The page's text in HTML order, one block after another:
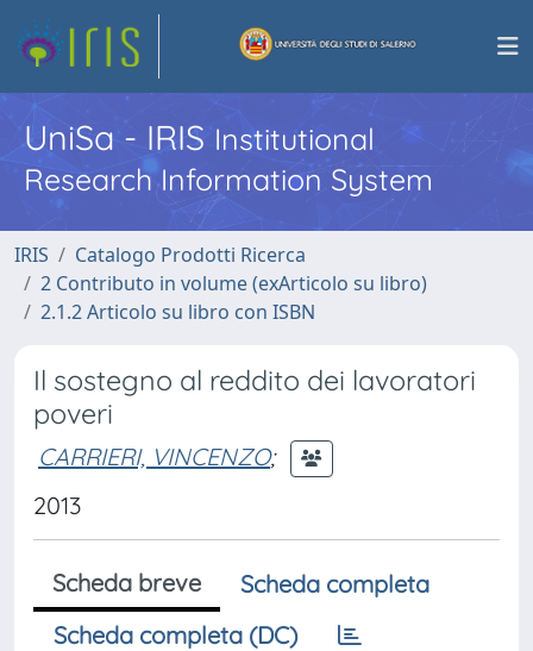
UniSa - IRISInstitutional
Research Information System
IRIS
Catalogo Prodotti Ricerca
2 Contributo in volume (exArticolo su libro)
2.1.2 Articolo su libro con ISBN
Il sostegno al reddito dei lavoratori
poveri
CARRIERI, VINCENZO;
2013
Scheda breve
Scheda completa
Scheda completa (DC)